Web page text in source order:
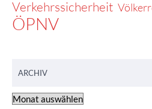
Verkehrssicherheit
ÖPNV
ARCHIV